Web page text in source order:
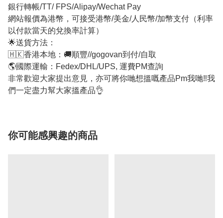
銀行轉帳/TT/ FPS/Alipay/Wechat Pay
網站報價為港幣，可接受港幣/美金/人民幣/加幣支付（利率
以付款當天的兌換率計算）
🌟送貨方法：
🇭🇰香港本地：🚚順豐//gogovan到付/自取
🌎國際運輸：Fedex/DHL/UPS, 運費PM查詢
非常歡迎大家提出意見，亦可將你哋想搵嘅產品Pm我哋‼我
們一定盡力幫大家搵產品👌
你可能感興趣的商品